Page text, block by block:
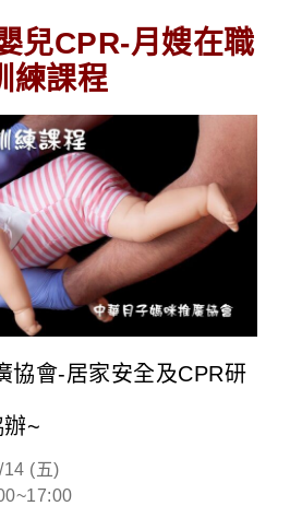
兒CPR-月嫂在職
練課程
協會-居家安全及CPR研
~
14 (五)